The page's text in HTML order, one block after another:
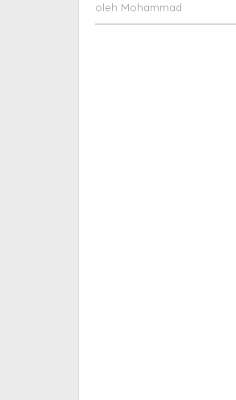
oleh Mohammad